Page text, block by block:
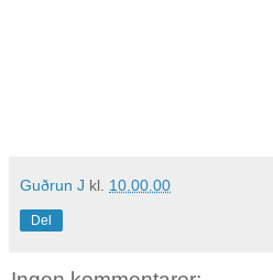
Guðrun J kl. 10.00.00
Del